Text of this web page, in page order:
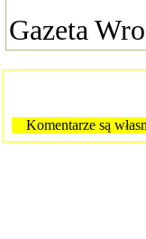
Gazeta
Komentarze są